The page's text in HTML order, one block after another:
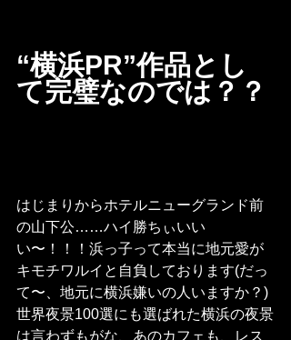
“横浜PR”作品とし
て完璧なのでは？？
はじまりからホテルニューグランド前
の山下公……ハイ勝ちぃいい
い〜！！！浜っ子って本当に地元愛が
キモチワルイと自負しております(だっ
て〜、地元に横浜嫌いの人いますか？)
世界夜景100選にも選ばれた横浜の夜景
は言わずもがな、あのカフェも、レス